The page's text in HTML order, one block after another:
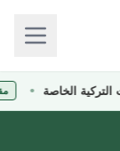
الخاصة